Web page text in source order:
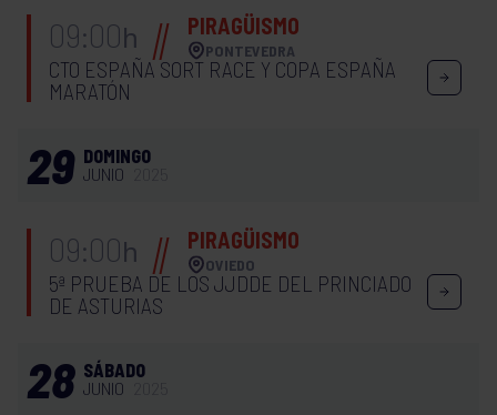
09:00h PIRAGÜISMO
PONTEVEDRA
CTO ESPAÑA SORT RACE Y COPA ESPAÑA
MARATÓN
29 DOMINGO
JUNIO
09:00h PIRAGÜISMO
OVIEDO
5ª PRUEBA DE LOS JJDDE DEL PRINCIADO
DE ASTURIAS
28 SÁBADO
JUNIO